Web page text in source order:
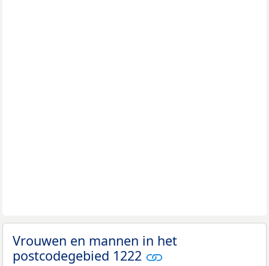
Vrouwen en mannen in het
postcodegebied 1222